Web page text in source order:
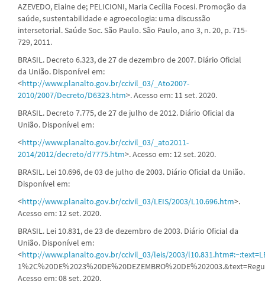
AZEVEDO, Elaine de; PELICIONI, Maria Cecília Focesi. Promoção da
saúde, sustentabilidade e agroecologia: uma discussão
intersetorial. Saúde Soc. São Paulo. São Paulo, ano 3, n. 20, p. 715-
729, 2011.
BRASIL. Decreto 6.323, de 27 de dezembro de 2007. Diário Oficial
da União. Disponível em:
<http://www.planalto.gov.br/ccivil_03/_Ato2007-
2010/2007/Decreto/D6323.htm>. Acesso em: 11 set. 2020.
BRASIL. Decreto 7.775, de 27 de julho de 2012. Diário Oficial da
União. Disponível em:
<http://www.planalto.gov.br/ccivil_03/_ato2011-
2014/2012/decreto/d7775.htm>. Acesso em: 12 set. 2020.
BRASIL. Lei 10.696, de 03 de julho de 2003. Diário Oficial da União.
Disponível em:
<http://www.planalto.gov.br/ccivil_03/LEIS/2003/L10.696.htm>.
Acesso em: 12 set. 2020.
BRASIL. Lei 10.831, de 23 de dezembro de 2003. Diário Oficial da
União. Disponível em:
<http://www.planalto.gov.br/ccivil_03/leis/2003/
Acesso em: 08 set. 2020.